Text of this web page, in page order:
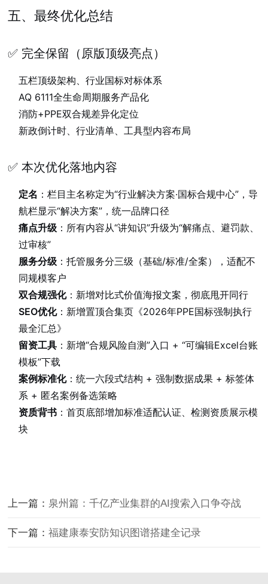
五、最终优化总结
✅ 完全保留（原版顶级亮点）
五栏顶级架构、行业国标对标体系
AQ 6111全生命周期服务产品化
消防+PPE双合规差异化定位
新政倒计时、行业清单、工具型内容布局
✅ 本次优化落地内容
定名 ：栏目主名称定为“行业解决方案·国标合规中心”，导
航栏显示“解决方案”，统一品牌口径
痛点升级 ：所有内容从“讲知识”升级为“解痛点、避罚款、
过审核”
服务分级 ：托管服务分三级（基础/标准/全案），适配不
同规模客户
双合规强化：新增对比式价值海报文案，彻底甩开同行
SEO优化：新增置顶合集页《2026年PPE国标强制执行
最全汇总》
留资工具 ：新增“合规风险自测”入口 + “可编辑Excel台账
模板”下载
案例标准化：统一六段式结构 + 强制数据成果 + 标签体
系 + 匿名案例备选策略
资质背书 ：首页底部增加标准适配认证、检测资质展示模
块
上一篇： 泉州篇：千亿产业集群的AI搜索入口争夺战
下一篇：福建康泰安防知识图谱搭建全记录